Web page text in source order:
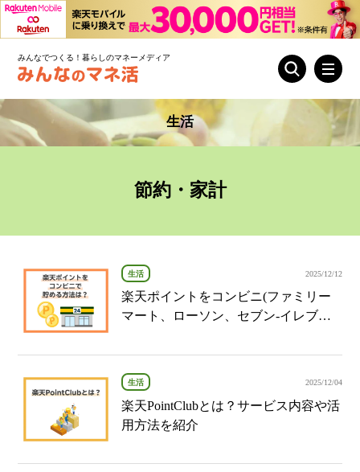
みんなでつくる！暮らしのマネーメディア
生活
節約・家計
生活 2025/12/12
楽天ポイントをコンビニ(ファミリー
マート、ローソン、セブン‐イレブン)
生活 2025/12/04
楽天PointClubとは？サービス内容や活
用方法を紹介